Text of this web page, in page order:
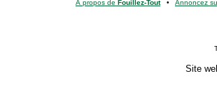
À propos de Fouillez-Tout• Annoncez
Site